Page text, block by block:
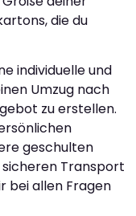
die du
individuelle und
Umzug nach
zu erstellen.
geschulten
Transport
bei allen Fragen